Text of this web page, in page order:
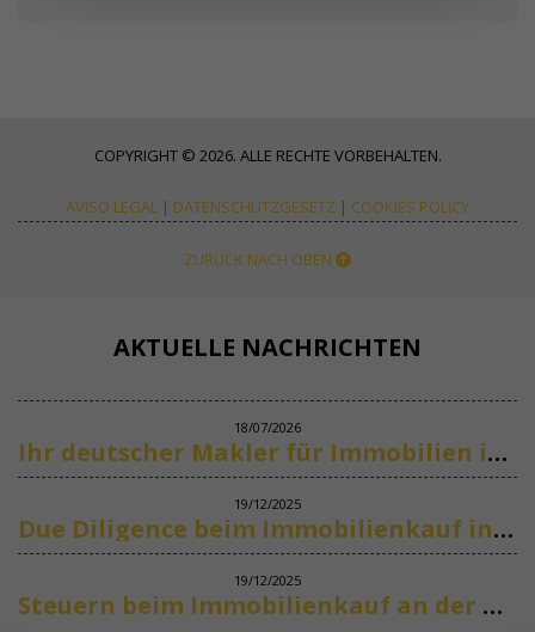
COPYRIGHT © 2026. ALLE RECHTE VORBEHALTEN.
AVISO LEGAL | DATENSCHUTZGESETZ | COOKIES POLICY
ZURÜCK NACH OBEN
AKTUELLE NACHRICHTEN
18/07/2026
Ihr deutscher Makler für Immobilien in Marbella
19/12/2025
Due Diligence beim Immobilienkauf in Spanien
19/12/2025
Steuern beim Immobilienkauf an der Costa del Sol